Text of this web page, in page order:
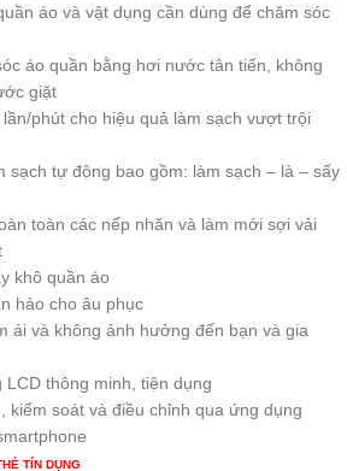
áo và vật dụng cần dùng để chăm sóc
áo quần bằng hơi nước tân tiến, không
giặt
phút cho hiệu quả làm sạch vượt trội
sạch tự động bao gồm: làm sạch – là – sấy
toàn các nếp nhăn và làm mới sợi vải
khô quần áo
hảo cho âu phục
ái và không ảnh hưởng đến bạn và gia
thông minh, tiện dụng
kiểm soát và điều chỉnh qua ứng dụng
TÍN DỤNG